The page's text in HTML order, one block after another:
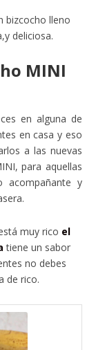
bizcocho lleno
deliciosa.
MINI
en alguna de
en casa y eso
a las nuevas
para aquellas
acompañante y
muy rico el
tiene un sabor
no debes
de rico.